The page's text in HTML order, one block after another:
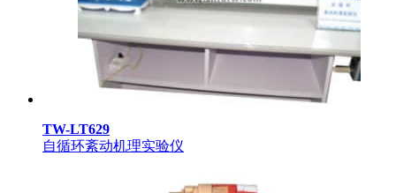
TW-LT629
自循环紊动机理实验仪